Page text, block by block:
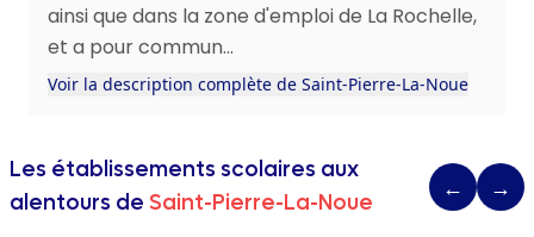
ainsi que dans la zone d'emploi de La Rochelle,
et a pour commun...
Voir la description complète de Saint-Pierre-La-Noue
Les établissements scolaires aux
alentours de Saint-Pierre-La-Noue
← →